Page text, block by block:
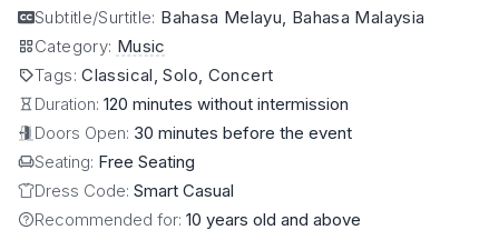
Subtitle/Surtitle: Bahasa Melayu, Bahasa Malaysia
Category: Music
Tags:Classical, Solo, Concert
Duration: 120 minutes without intermission
Doors Open: 30 minutes before the event
Seating: Free Seating
Dress Code: Smart Casual
Recommended for: 10 years old and above